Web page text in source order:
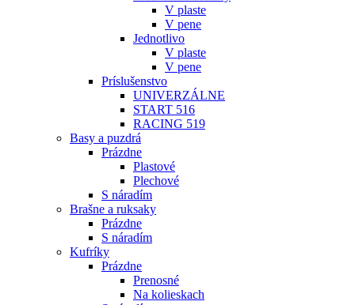
V plaste
V pene
Jednotlivo
V plaste
V pene
Príslušenstvo
UNIVERZÁLNE
START 516
RACING 519
Basy a puzdrá
Prázdne
Plastové
Plechové
S náradím
Brašne a ruksaky
Prázdne
S náradím
Kufríky
Prázdne
Prenosné
Na kolieskach